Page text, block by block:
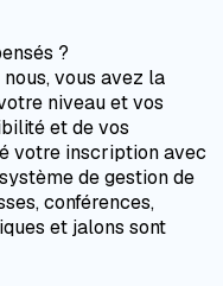
?
vous avez la
niveau et vos
et de vos
votre inscription avec
de gestion de
conférences,
et jalons sont